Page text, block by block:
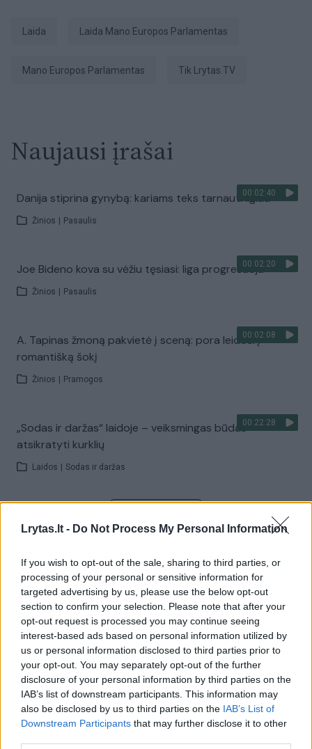
Lrytas.lt - Do Not Process My Personal Information
If you wish to opt-out of the sale, sharing to third parties, or
processing of your personal or sensitive information for
targeted advertising by us, please use the below opt-out
section to confirm your selection. Please note that after your
opt-out request is processed you may continue seeing
interest-based ads based on personal information utilized by
us or personal information disclosed to third parties prior to
your opt-out. You may separately opt-out of the further
disclosure of your personal information by third parties on the
IAB’s list of downstream participants. This information may
also be disclosed by us to third parties on the IAB’s List of
Downstream Participants that may further disclose it to other
laida Laida Mano Europos Parlamentas
Mano Europos Parlamentas tik Lrytas.TV
Naujausi įrašai
00:02:40
Danija stiprina gynybą: kariams teks tarnauti ilgiau
Žinios Pasaulis
00:02:20
Joe Bideno kova su vėžiu tęsiasi: liga progresuoja
Žinios Pasaulis
00:02:08
A. Tapinas žmoną pakvietė į sceną: pora leidosi į
romantišką šokį
Žinios Pramogos
00:22:28
„Sodas ir daržas“ laidoje – veiksmingas būdas
atsikratyti kurklių
Laidos Sodas ir daržas
Žiūrimiausi įrašai
00:00:30
Vaizdai iš tragiškos avarijos Vilniaus r.: dviejų moterų ir
vaiko gyvybių išgelbėti nepavyko
Žinios | Lietuvos diena
00:00:57
Savaitės vidurys nusimato karštas: temperatūra kils iki